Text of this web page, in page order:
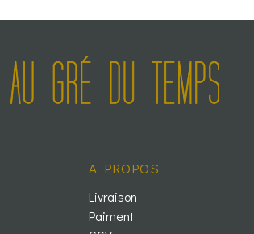
A PROPOS
Livraison
Paiment